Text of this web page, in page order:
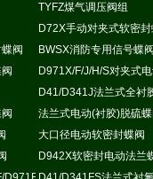
TYFZ煤气调压阀组
D72X手动对夹式软密封
阀 BWSX消防专用信号蝶阀
D971X/F/J/H/S对夹式
D41/D341J法兰式全衬
法兰式电动(衬胶)脱硫蝶
大口径电动软密封蝶阀
D942X软密封电动法兰